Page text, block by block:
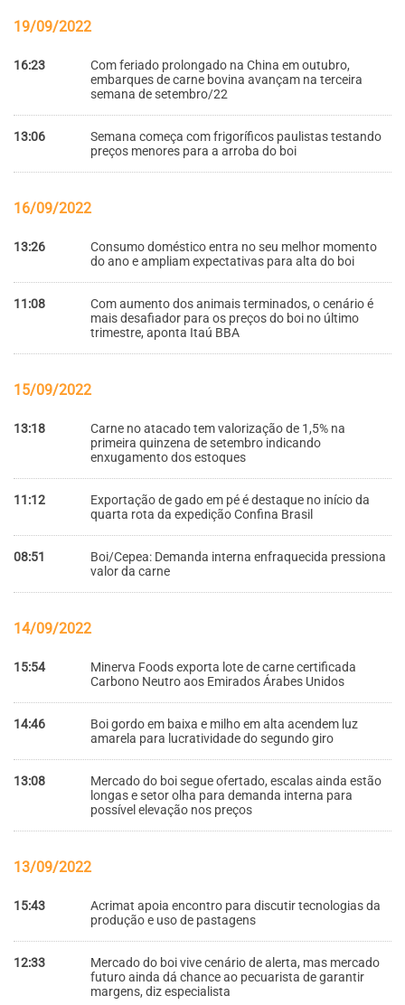
19/09/2022
16:23
Com feriado prolongado na China em outubro,
embarques de carne bovina avançam na terceira
semana de setembro/22
13:06
Semana começa com frigoríficos paulistas testando
preços menores para a arroba do boi
16/09/2022
13:26
Consumo doméstico entra no seu melhor momento
do ano e ampliam expectativas para alta do boi
11:08
Com aumento dos animais terminados, o cenário é
mais desafiador para os preços do boi no último
trimestre, aponta Itaú BBA
15/09/2022
13:18
Carne no atacado tem valorização de 1,5% na
primeira quinzena de setembro indicando
enxugamento dos estoques
11:12
Exportação de gado em pé é destaque no início da
quarta rota da expedição Confina Brasil
08:51
Boi/Cepea: Demanda interna enfraquecida pressiona
valor da carne
14/09/2022
15:54
Minerva Foods exporta lote de carne certificada
Carbono Neutro aos Emirados Árabes Unidos
14:46
Boi gordo em baixa e milho em alta acendem luz
amarela para lucratividade do segundo giro
13:08
Mercado do boi segue ofertado, escalas ainda estão
longas e setor olha para demanda interna para
possível elevação nos preços
13/09/2022
15:43
Acrimat apoia encontro para discutir tecnologias da
produção e uso de pastagens
12:33
Mercado do boi vive cenário de alerta, mas mercado
futuro ainda dá chance ao pecuarista de garantir
margens, diz especialista